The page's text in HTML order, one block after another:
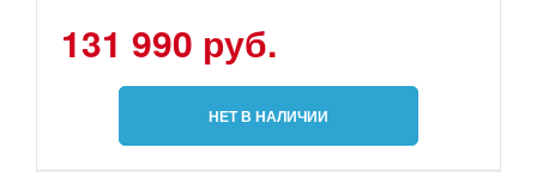
131 990 руб.
НЕТ В НАЛИЧИИ